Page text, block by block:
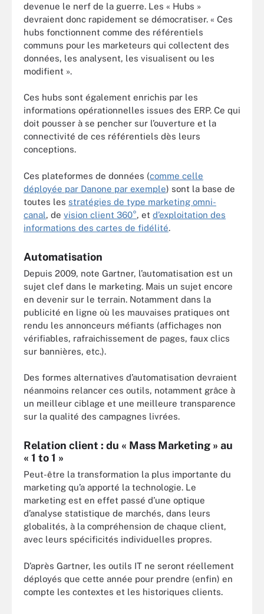
devenue le nerf de la guerre. Les « Hubs »
devraient donc rapidement se démocratiser. « Ces
hubs fonctionnent comme des référentiels
communs pour les marketeurs qui collectent des
données, les analysent, les visualisent ou les
modifient ».
Ces hubs sont également enrichis par les
informations opérationnelles issues des ERP. Ce qui
doit pousser à se pencher sur l’ouverture et la
connectivité de ces référentiels dès leurs
conceptions.
Ces plateformes de données (comme celle
déployée par Danone par exemple) sont la base de
toutes les stratégies de type marketing omni-
canal, de vision client 360°, et d’exploitation des
informations des cartes de fidélité.
Automatisation
Depuis 2009, note Gartner, l’automatisation est un
sujet clef dans le marketing. Mais un sujet encore
en devenir sur le terrain. Notamment dans la
publicité en ligne où les mauvaises pratiques ont
rendu les annonceurs méfiants (affichages non
vérifiables, rafraichissement de pages, faux clics
sur bannières, etc.).
Des formes alternatives d’automatisation devraient
néanmoins relancer ces outils, notamment grâce à
un meilleur ciblage et une meilleure transparence
sur la qualité des campagnes livrées.
Relation client : du « Mass Marketing » au
« 1 to 1 »
Peut-être la transformation la plus importante du
marketing qu’a apporté la technologie. Le
marketing est en effet passé d’une optique
d’analyse statistique de marchés, dans leurs
globalités, à la compréhension de chaque client,
avec leurs spécificités individuelles propres.
D’après Gartner, les outils IT ne seront réellement
déployés que cette année pour prendre (enfin) en
compte les contextes et les historiques clients.